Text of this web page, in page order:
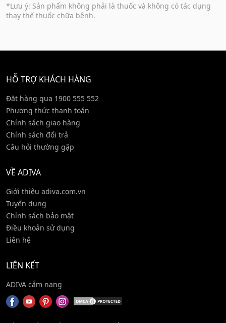
*Lưu ý: Sản phẩm không phải là thuốc và không có tác dụng
thay thế thuốc chữa bệnh.
HỖ TRỢ KHÁCH HÀNG
Đặt hàng qua 1900 555 552
Phương thức thanh toán
Chính sách giao hàng
Chính sách đổi trả
Câu hỏi thường gặp
VỀ ADIVA
Giới thiệu adiva.com.vn
Tuyển dụng
Chính sách bảo mật
Điều khoản sử dụng
Liên hệ
LIÊN KẾT
ADIVA cẩm nang